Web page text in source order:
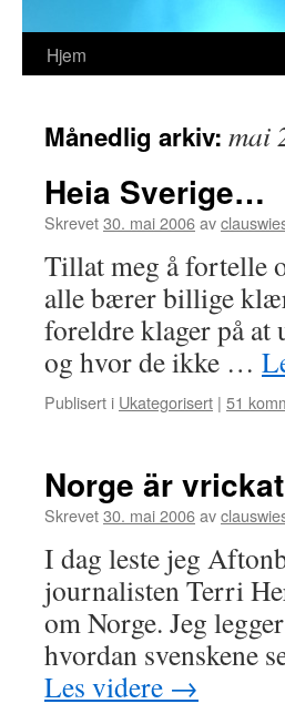
Hopp
innhold
Hjem
Månedlig arkiv: mai
Heia Sverige…
Skrevet30. mai 2006av
Tillat meg å fortelle
alle bærer billige
foreldre klager på at
og hvor de ikke …
Publisert i Ukategorisert | 51
Norge är
Skrevet30. mai 2006av
I dag leste jeg
journalisten Terri
om Norge. Jeg
hvordan svenskene
Les videre →